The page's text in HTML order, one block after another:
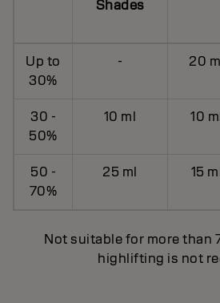
Shades
Up to
30%
- 20
30 -
50%
10 ml 10
50 -
70%
25 ml 15
Not suitable for more than
highlifting is not